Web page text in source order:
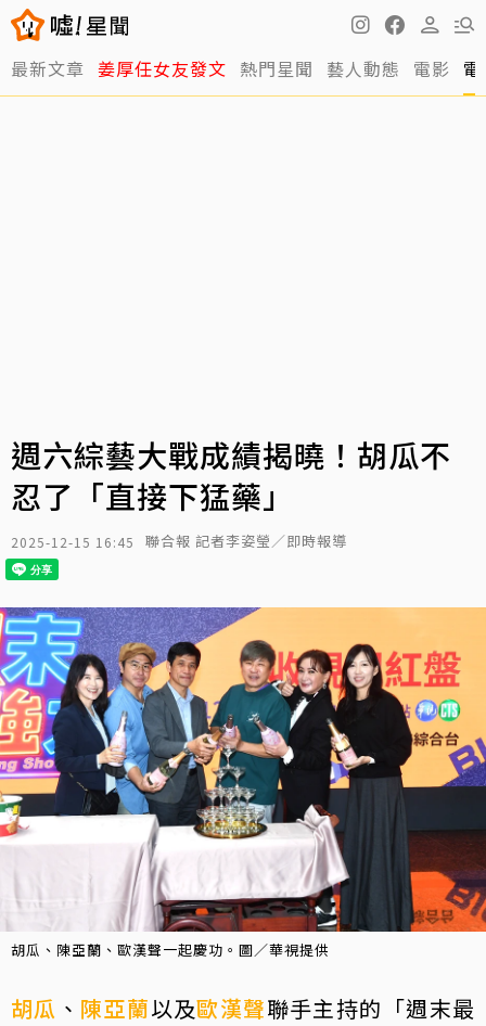
最新文章 姜厚任女友發文 熱門星聞 藝人動態 電影
週六綜藝大戰成績揭曉！胡瓜不
忍了「直接下猛藥」
2025-12-15 16:45 聯合報 記者李姿瑩／即時報導
胡瓜、陳亞蘭、歐漢聲一起慶功。圖／華視提供
胡瓜 、 陳亞蘭以及歐漢聲聯手主持的「週末最